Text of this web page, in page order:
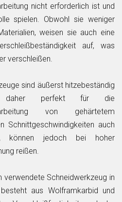
nicht erforderlich ist und
spielen. Obwohl sie weniger
weisen sie auch eine
auf, was
verschleißen.
sind äußerst hitzebeständig
perfekt für die
von gehärtetem
Schnittgeschwindigkeiten auch
können jedoch bei hoher
reißen.
verwendete Schneidwerkzeug in
besteht aus Wolframkarbid und